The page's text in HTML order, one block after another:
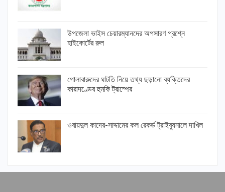
উপজেলা ভাইস চেয়ারম্যানদের অপসারণ প্রশ্নে
হাইকোর্টের রুল
গোলাবারুদের ঘাটতি নিয়ে তথ্য ছড়ানো ব্যক্তিদের
কারাদণ্ডের হুমকি ট্রাম্পের
ওবায়দুল কাদের-সাদ্দামের কল রেকর্ড ট্রাইব্যুনালে দাখিল